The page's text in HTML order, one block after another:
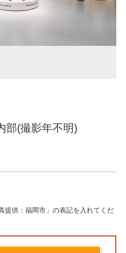
部(撮影年不明)
提供：福岡市」の表記を入れてくだ